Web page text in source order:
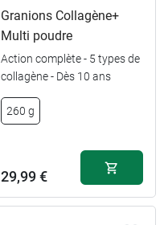
Granions Collagène+
Multi poudre
Action complète - 5 types de
collagène - Dès 10 ans
260 g
29,99 €